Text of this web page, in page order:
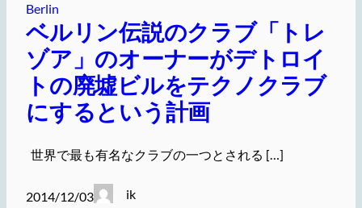
Berlin
ベルリン伝説のクラブ「トレ
ゾア」のオーナーがデトロイ
トの廃墟ビルをテクノクラブ
にするという計画
世界で最も有名なクラブの一つとされる […]
2014/12/03 ik